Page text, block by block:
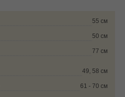
55 см
50 см
77 см
49, 58 см
61 - 70 см